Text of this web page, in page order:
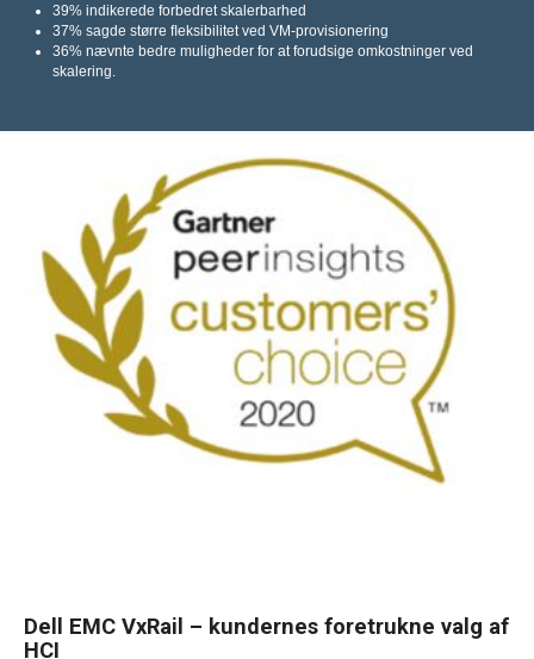
39% indikerede forbedret skalerbarhed
37% sagde større ﬂeksibilitet ved VM-provisionering
36% nævnte bedre muligheder for at forudsige omkostninger ved
skalering.
Dell EMC VxRail – kundernes foretrukne valg af
HCI